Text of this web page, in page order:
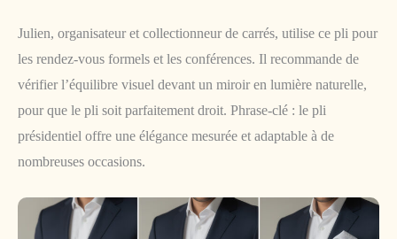
Julien, organisateur et collectionneur de carrés, utilise ce pli pour
les rendez-vous formels et les conférences. Il recommande de
vérifier l’équilibre visuel devant un miroir en lumière naturelle,
pour que le pli soit parfaitement droit. Phrase-clé : le pli
présidentiel offre une élégance mesurée et adaptable à de
nombreuses occasions.